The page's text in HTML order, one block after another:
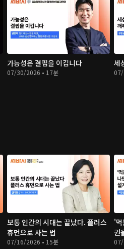
가능성은 결핍을 이깁니다
07/30/2026 • 17분
세
보통 인간의 시대는 끝났다. 플러스
휴먼으로 사는 법
07/16/2026 • 15분
'먹
권